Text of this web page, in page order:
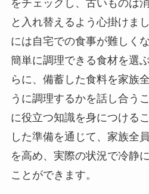
をチェックし、古いものは
と入れ替えるよう心掛けま
には自宅での食事が難しく
簡単に調理できる食材を選
らに、備蓄した食料を家族
うに調理するかを話し合う
に役立つ知識を身につける
した準備を通じて、家族全
を高め、実際の状況で冷静
ことができます。